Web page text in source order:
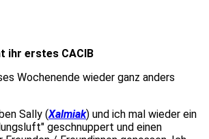
ihr erstes CACIB
Wochenende wieder ganz anders
Sally (Xalmiak) und ich mal wieder ein
geschnuppert und einen